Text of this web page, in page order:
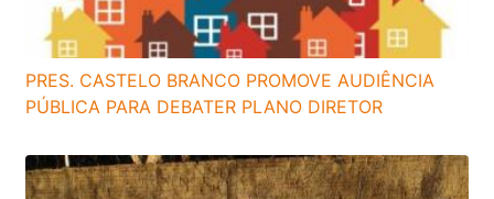
PRES. CASTELO BRANCO PROMOVE AUDIÊNCIA
PÚBLICA PARA DEBATER PLANO DIRETOR